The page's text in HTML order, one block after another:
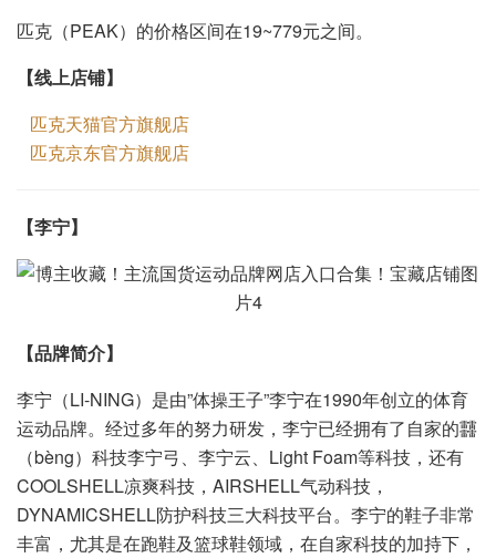
匹克（PEAK）的价格区间在19~779元之间。
【线上店铺】
匹克天猫官方旗舰店
匹克京东官方旗舰店
【李宁】
【品牌简介】
李宁（LI-NING）是由”体操王子”李宁在1990年创立的体育
运动品牌。经过多年的努力研发，李宁已经拥有了自家的䨻
（bèng）科技李宁弓、李宁云、Light Foam等科技，还有
COOLSHELL凉爽科技，AIRSHELL气动科技，
DYNAMICSHELL防护科技三大科技平台。李宁的鞋子非常
丰富，尤其是在跑鞋及篮球鞋领域，在自家科技的加持下，